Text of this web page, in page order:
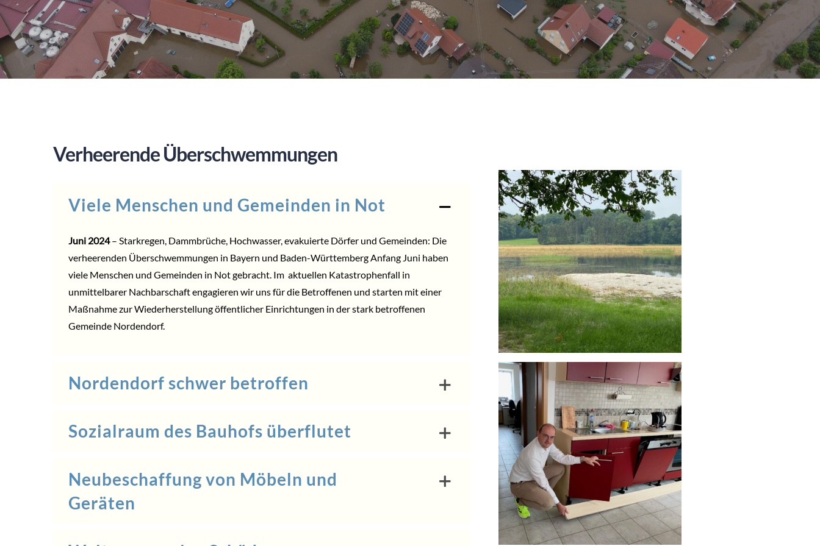
Verheerende Überschwemmungen
Viele Menschen und Gemeinden in Not
Juni 2024– Starkregen, Dammbrüche, Hochwasser, evakuierte Dörfer und Gemeinden: Die
verheerenden Überschwemmungen in Bayern und Baden-Württemberg Anfang Juni haben
viele Menschen und Gemeinden in Not gebracht. Im aktuellen Katastrophenfall in
unmittelbarer Nachbarschaft engagieren wir uns für die Betroffenen und starten mit einer
Maßnahme zur Wiederherstellung öffentlicher Einrichtungen in der stark betroffenen
Gemeinde Nordendorf.
Nordendorf schwer betroffen
Sozialraum des Bauhofs überflutet
Neubeschaffung von Möbeln und
Geräten